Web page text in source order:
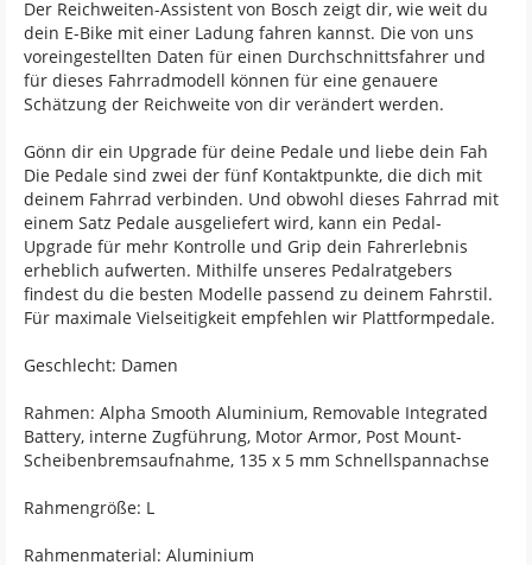
Der Reichweiten-Assistent von Bosch zeigt dir, wie weit du
dein E-Bike mit einer Ladung fahren kannst. Die von uns
voreingestellten Daten für einen Durchschnittsfahrer und
für dieses Fahrradmodell können für eine genauere
Schätzung der Reichweite von dir verändert werden.
Gönn dir ein Upgrade für deine Pedale und liebe dein Fah
Die Pedale sind zwei der fünf Kontaktpunkte, die dich mit
deinem Fahrrad verbinden. Und obwohl dieses Fahrrad mit
einem Satz Pedale ausgeliefert wird, kann ein Pedal-
Upgrade für mehr Kontrolle und Grip dein Fahrerlebnis
erheblich aufwerten. Mithilfe unseres Pedalratgebers
findest du die besten Modelle passend zu deinem Fahrstil.
Für maximale Vielseitigkeit empfehlen wir Plattformpedale.
Geschlecht: Damen
Rahmen: Alpha Smooth Aluminium, Removable Integrated
Battery, interne Zugführung, Motor Armor, Post Mount-
Scheibenbremsaufnahme, 135 x 5 mm Schnellspannachse
Rahmengröße: L
Rahmenmaterial: Aluminium